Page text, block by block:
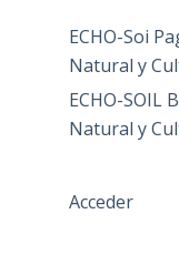
ECHO-Soi
Natural y
ECHO-SOIL
Natural y
Acceder